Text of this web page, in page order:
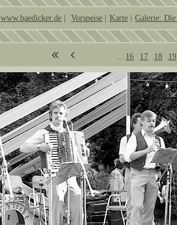
www.baedicker.de | Vorspeise | Karte | Galerie:
16 17 18 19